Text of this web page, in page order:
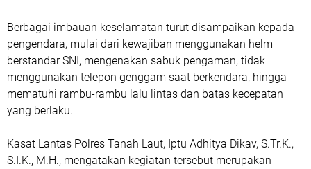
Berbagai imbauan keselamatan turut disampaikan kepada
pengendara, mulai dari kewajiban menggunakan helm
berstandar SNI, mengenakan sabuk pengaman, tidak
menggunakan telepon genggam saat berkendara, hingga
mematuhi rambu-rambu lalu lintas dan batas kecepatan
yang berlaku.
Kasat Lantas Polres Tanah Laut, Iptu Adhitya Dikav, S.Tr.K.,
S.I.K., M.H., mengatakan kegiatan tersebut merupakan